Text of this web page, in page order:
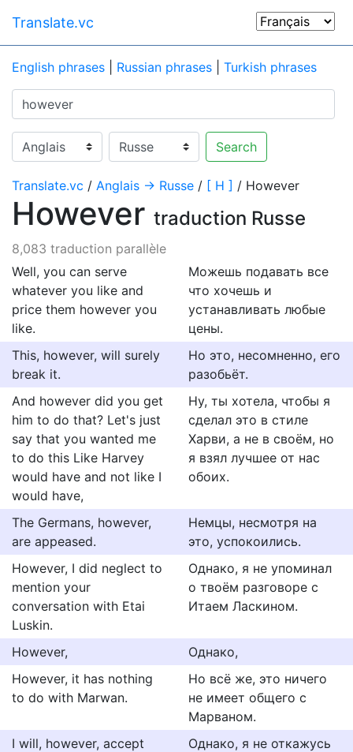
Translate.vc
English phrases Russian phrases Turkish phrases
Search
Translate.vc / Anglais → Russe / [ H ] / However
However traduction Russe
8,083 traduction parallèle
Well, you can serve
whatever you like and
price them however you
like.
Можешь подавать все
что хочешь и
устанавливать любые
цены.
This, however, will surely
break it.
Но это, несомненно, его
разобьёт.
And however did you get
him to do that? Let's just
say that you wanted me
to do this Like Harvey
would have and not like I
would have,
Ну, ты хотела, чтобы я
сделал это в стиле
Харви, а не в своём, но
я взял лучшее от нас
обоих.
The Germans, however,
are appeased.
Немцы, несмотря на
это, успокоились.
However, I did neglect to
mention your
conversation with Etai
Luskin.
Однако, я не упоминал
о твоём разговоре с
Итаем Ласкином.
However,
Однако,
However, it has nothing
to do with Marwan.
Но всё же, это ничего
не имеет общего с
Марваном.
I will, however, accept
Однако, я не откажусь